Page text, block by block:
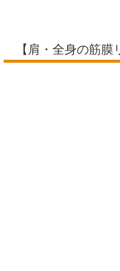
【肩・全身の筋膜